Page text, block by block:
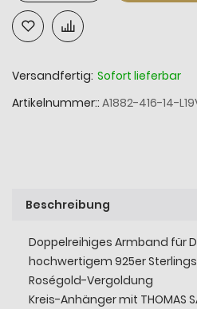
Versandfertig: Sofort lieferbar
Artikelnummer: A1882-416-14-
Beschreibung
Doppelreihiges Armband für
hochwertigem 925er
Roségold-Vergoldung
Kreis-Anhänger mit THOMAS